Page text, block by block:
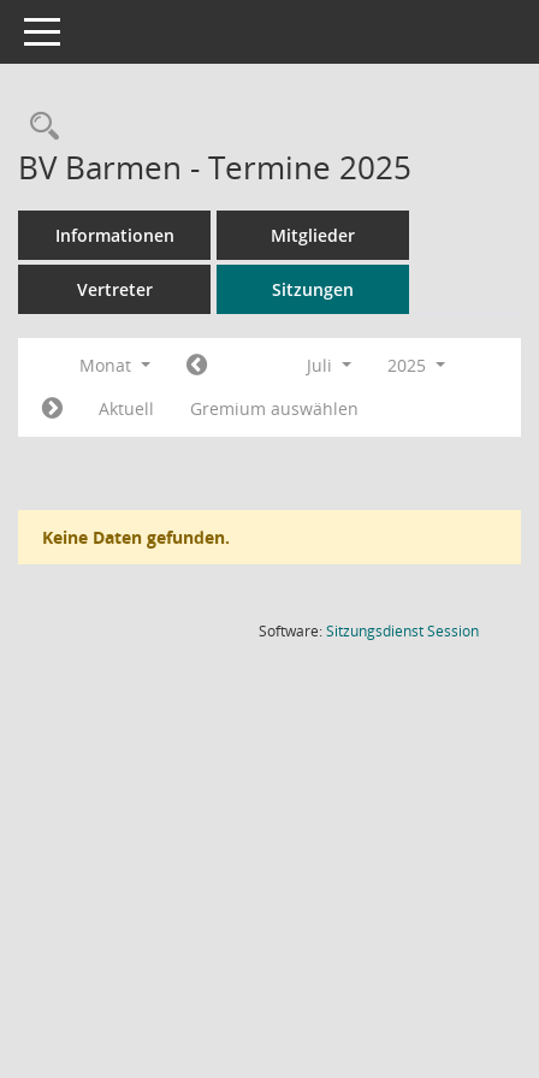
Toggle navigation
Rechercheauswahl
BV Barmen - Termine 2025
Informationen Mitglieder
Vertreter Sitzungen
Monat Juli
2025
Aktuell
Gremium auswählen
Keine Daten gefunden.
Software:SitzungsdienstSession(Wird in